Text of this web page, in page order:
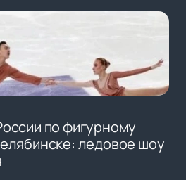
по фигурному
ледовое шоу